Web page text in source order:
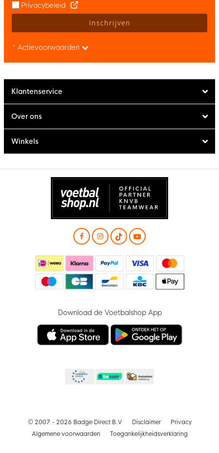
Privacybeleid
Inschrijven
* Actievoorwaarden
Klantenservice
Over ons
Winkels
Download de Voetbalshop App
© 2007 - 2026 Badge Direct B.V Disclaimer
Privacy
Algemene voorwaarden
Toegankelijkheidsverklaring